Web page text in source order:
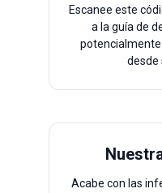
Escanee este
a la guía de
potencialmente
desde
Acabe con las